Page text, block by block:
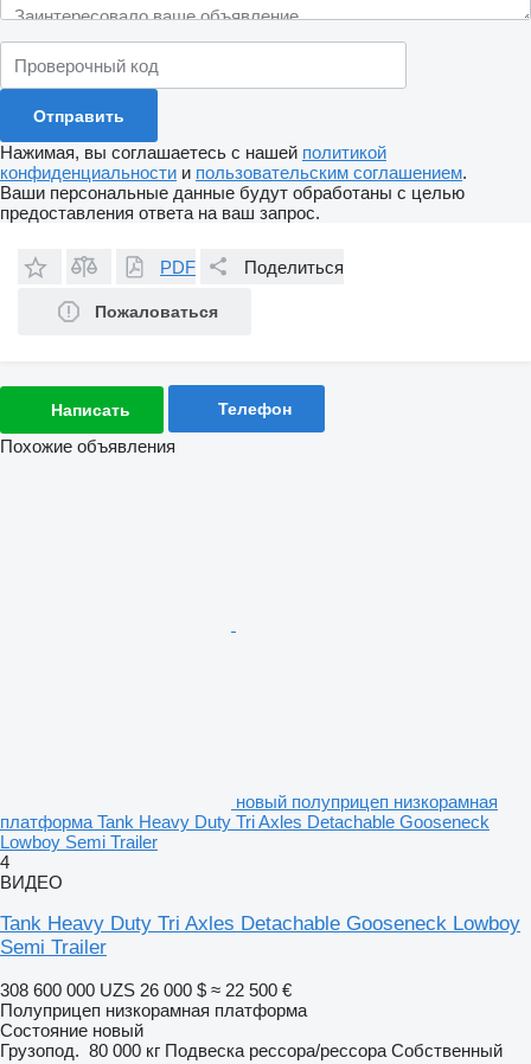
Нажимая, вы соглашаетесь с нашей политикой
конфиденциальности и пользовательским соглашением.
Ваши персональные данные будут обработаны с целью
предоставления ответа на ваш запрос.
PDF Поделиться
Пожаловаться
Написать Телефон
Похожие объявления
новый полуприцеп низкорамная
платформа Tank Heavy Duty Tri Axles Detachable Gooseneck
Lowboy Semi Trailer
4
ВИДЕО
Tank Heavy Duty Tri Axles Detachable Gooseneck Lowboy
Semi Trailer
308 600 000 UZS 26 000 $ ≈ 22 500 €
Полуприцеп низкорамная платформа
Состояние новый
Грузопод. 80 000 кг Подвеска рессора/рессора Собственный